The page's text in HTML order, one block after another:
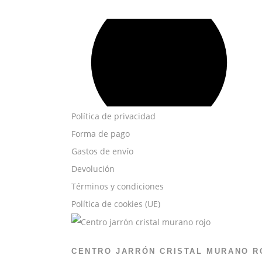
Política de privacidad
Forma de pago
Gastos de envío
Devolución
Términos y condiciones
Política de cookies (UE)
CENTRO JARRÓN CRISTAL MURANO